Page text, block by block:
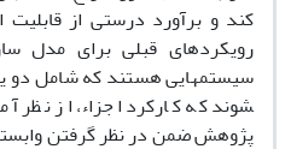
کند و برآورد درستی از
رویکردهای قبلی برای مدل
سیستم­هایی هستند که شامل دو
شوند که کارکرد اجزاء، از
پژوهش ضمن در نظر گرفتن